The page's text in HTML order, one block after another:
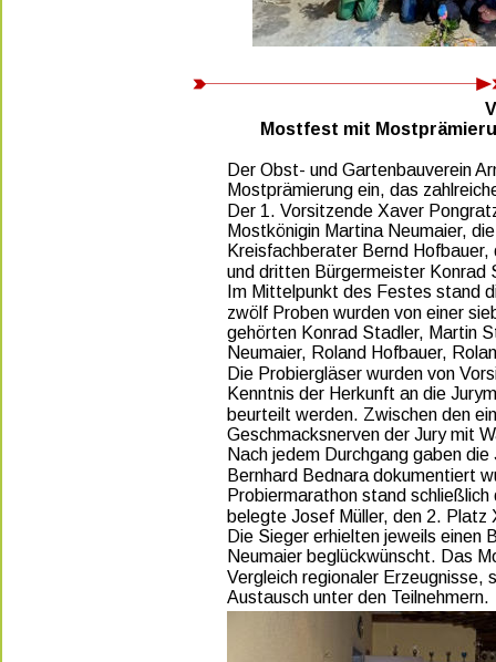
Mostfest mit
Der Obst- und Gartenbauverein
Mostprämierung ein, das
Der 1. Vorsitzende Xaver
Mostkönigin Martina Neumaier,
Kreisfachberater Bernd
und dritten Bürgermeister
Im Mittelpunkt des Festes stand
zwölf Proben wurden von einer
gehörten Konrad Stadler, Martin
Neumaier, Roland Hofbauer,
Die Probiergläser wurden von
Kenntnis der Herkunft an die
beurteilt werden. Zwischen den
Geschmacksnerven der Jury mit
Nach jedem Durchgang gaben
Bernhard Bednara dokumentiert
Probiermarathon stand
belegte Josef Müller, den 2.
Die Sieger erhielten jeweils
Neumaier beglückwünscht. Das
Vergleich regionaler Erzeugnisse,
Austausch unter den Teilnehmern.